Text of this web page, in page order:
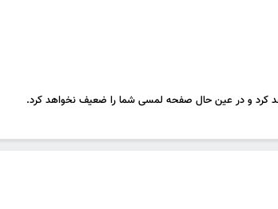
Buff Screen Protector For
کرد و در عین حال صفحه لمسی شما را ضعیف نخواهد کرد.